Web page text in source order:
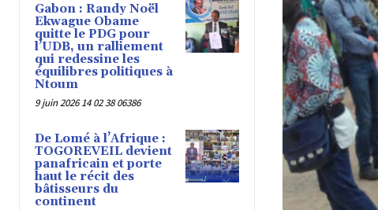
Gabon : Randy Noël
Ekwague Obame
quitte le PDG pour
l’UDB, un ralliement
qui redessine les
équilibres politiques à
Ntoum
9 juin 2026 14 02 38 06386
De Lomé à l’Afrique :
TOGOREVEIL devient
panafricain et porte
haut le récit des
bâtisseurs du
continent